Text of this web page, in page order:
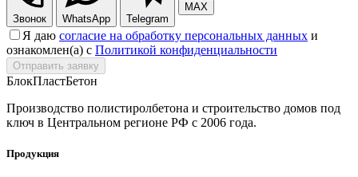
Звонок WhatsApp Telegram
MAX
Я даю согласие на обработку персональных данных и
ознакомлен(а) с Политикой конфиденциальности
Отправить заявку
БлокПластБетон
Производство полистиролбетона и строительство домов под
ключ в Центральном регионе РФ с 2006 года.
Продукция